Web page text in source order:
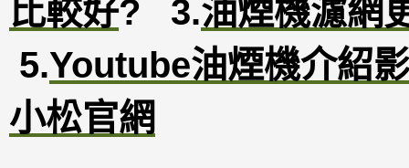
比較好? 3.油煙機濾網
5.Youtube油煙機介紹
小松官網